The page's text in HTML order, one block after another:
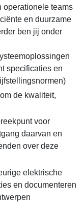
operationele teams
en duurzame
ben jij onder
specificaties en
de kwaliteit,
voor
daarvan en
over deze
elektrische
en documenteren